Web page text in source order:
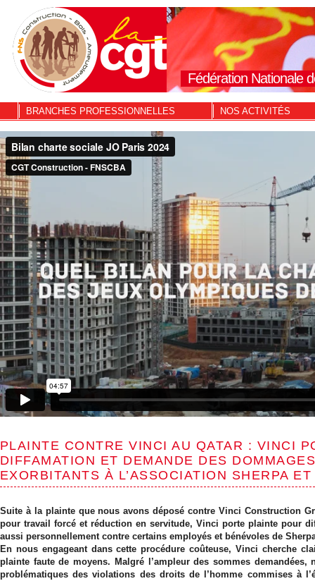
Fédération Nationale
BRANCHES PROFESSIONNELLES NOS ACTIVITÉS
PLAINTE CONTRE VINCI AU QATAR : VINCI
DIFFAMATION ET DEMANDE DES
EXORBITANTS À L’ASSOCIATION SHERPA
Suite à la plainte que nous avons déposé contre Vinci Construction
pour travail forcé et réduction en servitude, Vinci porte plainte pour
aussi personnellement contre certains employés et bénévoles de
En nous engageant dans cette procédure coûteuse, Vinci cherche
plainte faute de moyens. Malgré l’ampleur des sommes
problématiques des violations des droits de l’homme commises à